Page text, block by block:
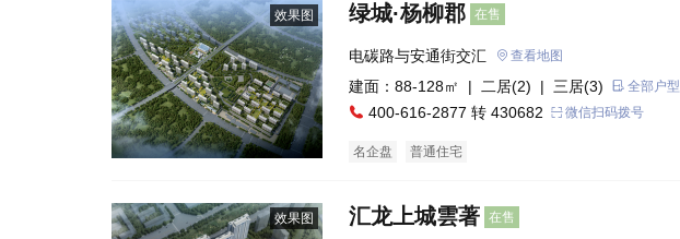
效果图 绿城·杨柳郡 在售
电碳路与安通街交汇 查看地图
建面：88-128㎡ | 二居(2) | 三居(3) 全部户型
400-616-2877 转 430682 微信扫码拨号
名企盘 普通住宅
效果图 汇龙上城雲著 在售